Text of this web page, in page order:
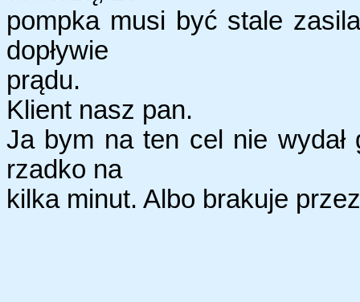
pompka musi być stale
dopływie
prądu.
Klient nasz pan.
Ja bym na ten cel nie
rzadko na
kilka minut. Albo brakuje